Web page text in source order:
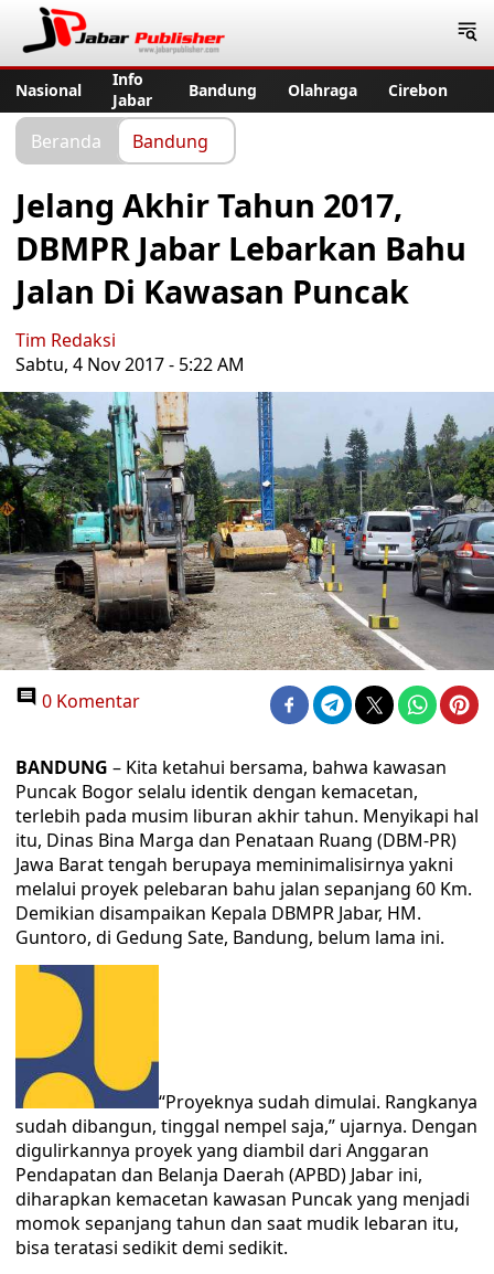
Nasional
Info
Jabar
Bandung Olahraga Cirebon
Beranda Bandung
Jelang Akhir Tahun 2017,
DBMPR Jabar Lebarkan Bahu
Jalan Di Kawasan Puncak
Tim Redaksi
Sabtu, 4 Nov 2017 - 5:22 AM
0 Komentar
BANDUNG – Kita ketahui bersama, bahwa kawasan
Puncak Bogor selalu identik dengan kemacetan,
terlebih pada musim liburan akhir tahun. Menyikapi hal
itu, Dinas Bina Marga dan Penataan Ruang (DBM-PR)
Jawa Barat tengah berupaya meminimalisirnya yakni
melalui proyek pelebaran bahu jalan sepanjang 60 Km.
Demikian disampaikan Kepala DBMPR Jabar, HM.
Guntoro, di Gedung Sate, Bandung, belum lama ini.
“Proyeknya sudah dimulai. Rangkanya
sudah dibangun, tinggal nempel saja,” ujarnya. Dengan
digulirkannya proyek yang diambil dari Anggaran
Pendapatan dan Belanja Daerah (APBD) Jabar ini,
diharapkan kemacetan kawasan Puncak yang menjadi
momok sepanjang tahun dan saat mudik lebaran itu,
bisa teratasi sedikit demi sedikit.